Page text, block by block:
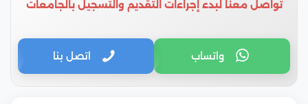
تواصل معنا لبدء إجراءات التقديم والتسجيل بالجامعات
واتساب اتصل بنا